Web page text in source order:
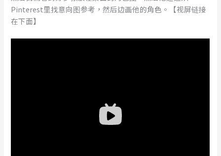
Pinterest里找意向图参考，然后边画他的角色。【视屏链接
在下面】